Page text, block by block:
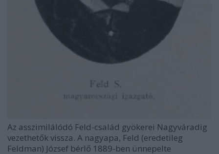
Az asszimilálódó Feld-család gyökerei Nagyváradig
vezethetők vissza. A nagyapa, Feld (eredetileg
Feldman) József bérlő 1889-ben ünnepelte